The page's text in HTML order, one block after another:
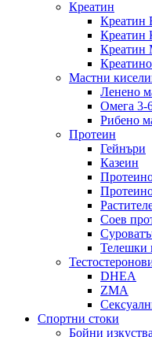
Креатин
Креатин
Креатин
Креатин
Мастни
Ленено
Омега 3-
Рибено
Протеин
Гейнъри
Казеин
Соев
Телешки
DHEA
ZMA
Спортни стоки
Бойни изкуства